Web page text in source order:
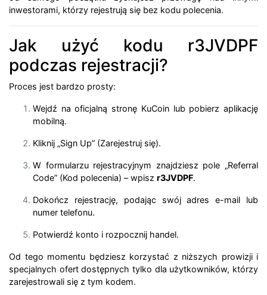
inwestorami, którzy rejestrują się bez kodu polecenia.
Jak użyć kodu r3JVDPF
podczas rejestracji?
Proces jest bardzo prosty:
Wejdź na oficjalną stronę KuCoin lub pobierz aplikację
mobilną.
Kliknij „Sign Up” (Zarejestruj się).
W formularzu rejestracyjnym znajdziesz pole „Referral
Code” (Kod polecenia) – wpisz r3JVDPF.
Dokończ rejestrację, podając swój adres e-mail lub
numer telefonu.
Potwierdź konto i rozpocznij handel.
Od tego momentu będziesz korzystać z niższych prowizji i
specjalnych ofert dostępnych tylko dla użytkowników, którzy
zarejestrowali się z tym kodem.